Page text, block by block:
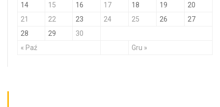
« Paź Gru »
14
15 16 17 18 19
20
21
22 23 24 25 26
27
28
29 30